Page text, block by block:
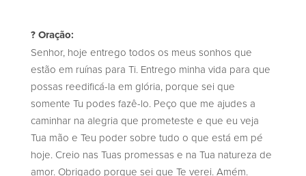
? Oração:
Senhor, hoje entrego todos os meus sonhos que
estão em ruínas para Ti. Entrego minha vida para que
possas reedificá-la em glória, porque sei que
somente Tu podes fazê-lo. Peço que me ajudes a
caminhar na alegria que prometeste e que eu veja
Tua mão e Teu poder sobre tudo o que está em pé
hoje. Creio nas Tuas promessas e na Tua natureza de
amor. Obrigado porque sei que Te verei. Amém.